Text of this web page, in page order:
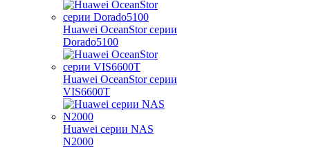
Huawei OceanStor серии
Dorado5100
Huawei OceanStor серии
VIS6600T
Huawei серии NAS
N2000